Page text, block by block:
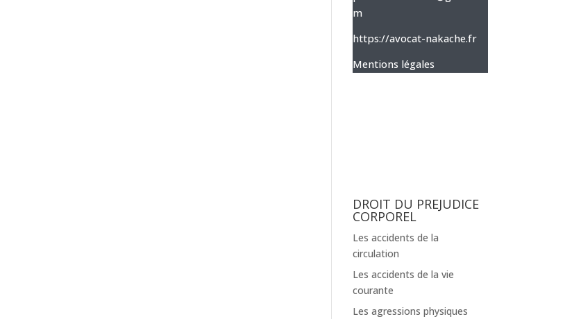
m
https://avocat-nakache.fr
Mentions légales
DROIT DU PREJUDICE
CORPOREL
Les accidents de la
circulation
Les accidents de la vie
courante
Les agressions physiques